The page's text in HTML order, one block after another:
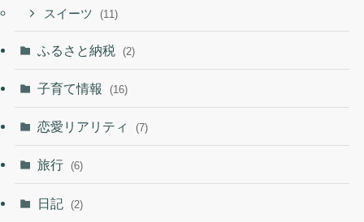
スイーツ (11)
ふるさと納税 (2)
子育て情報 (16)
恋愛リアリティ (7)
旅行 (6)
日記 (2)